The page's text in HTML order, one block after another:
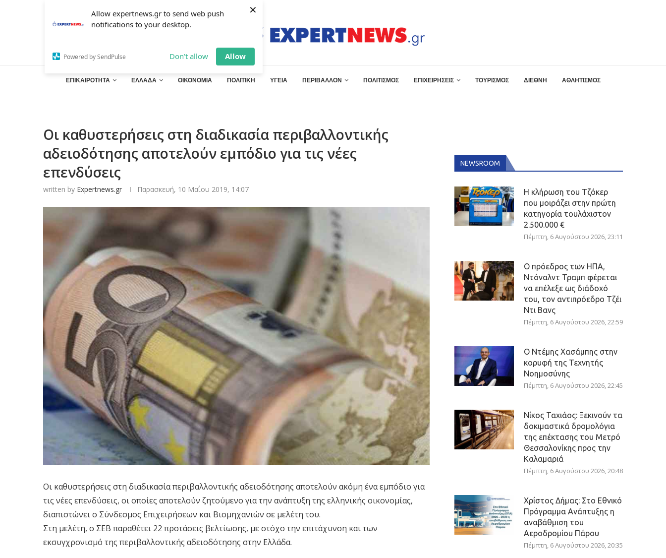
Allow expertnews.gr to send web push
notifications to your desktop.
Powered by SendPulse Don't allow Allow
×
ΕΠΙΚΑΙΡΟΤΗΤΑ ΕΛΛΑΔΑ ΟΙΚΟΝΟΜΙΑ ΠΟΛΙΤΙΚΗ ΥΓΕΙΑ ΠΕΡΙΒΑΛΛΟΝ ΠΟΛΙΤΙΣΜΟΣ ΕΠΙΧΕΙΡΗΣΕΙΣ ΤΟΥΡΙΣΜΟΣ ΔΙΕΘΝΗ ΑΘΛΗΤΙΣΜΟΣ
Οι καθυστερήσεις στη διαδικασία περιβαλλοντικής
αδειοδότησης αποτελούν εμπόδιο για τις νέες
επενδύσεις
written by Expertnews.gr Παρασκευή, 10 Μαΐου 2019, 14:07
Οι καθυστερήσεις στη διαδικασία περιβαλλοντικής αδειοδότησης αποτελούν ακόμη ένα εμπόδιο για
τις νέες επενδύσεις, οι οποίες αποτελούν ζητούμενο για την ανάπτυξη της ελληνικής οικονομίας,
διαπιστώνει ο Σύνδεσμος Επιχειρήσεων και Βιομηχανιών σε μελέτη του.
Στη μελέτη, ο ΣΕΒ παραθέτει 22 προτάσεις βελτίωσης, με στόχο την επιτάχυνση και των
εκσυγχρονισμό της περιβαλλοντικής αδειοδότησης στην Ελλάδα.
NEWSROOM
Η κλήρωση του Τζόκερ
που μοιράζει στην πρώτη
κατηγορία τουλάχιστον
2.500.000 €
Πέμπτη, 6 Αυγούστου 2026, 23:11
Ο πρόεδρος των ΗΠΑ,
Ντόναλντ Τραμπ φέρεται
να επέλεξε ως διάδοχό
του, τον αντιπρόεδρο Τζέι
Ντι Βανς
Πέμπτη, 6 Αυγούστου 2026, 22:59
Ο Ντέμης Χασάμπης στην
κορυφή της Τεχνητής
Νοημοσύνης
Πέμπτη, 6 Αυγούστου 2026, 22:45
Νίκος Ταχιάος: Ξεκινούν τα
δοκιμαστικά δρομολόγια
της επέκτασης του Μετρό
Θεσσαλονίκης προς την
Καλαμαριά
Πέμπτη, 6 Αυγούστου 2026, 20:48
Χρίστος Δήμας: Στο Εθνικό
Πρόγραμμα Ανάπτυξης η
αναβάθμιση του
Αεροδρομίου Πάρου
Πέμπτη, 6 Αυγούστου 2026, 20:35